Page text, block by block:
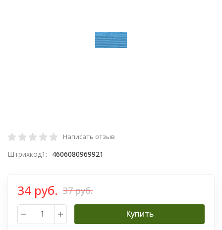
Написать отзыв
Штрихкод1: 4606080969921
34 руб. 37 руб.
Купить